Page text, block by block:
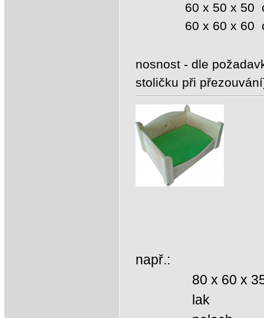
60 x 50 x 50
60 x 60 x 60
nosnost - dle
stoličku při
např.:
80 x 60 x
lak